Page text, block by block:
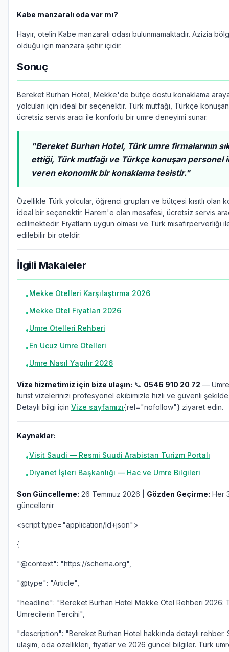
Kabe manzaralı oda var mı?
Hayır, otelin Kabe manzaralı odası bulunmamaktadır. Azizia
olduğu için manzara şehir içidir.
Sonuç
Bereket Burhan Hotel, Mekke'de bütçe dostu konaklama
yolcuları için ideal bir seçenektir. Türk mutfağı, Türkçe
ücretsiz servis aracı ile konforlu bir umre deneyimi sunar.
"Bereket Burhan Hotel, Türk umre firmalarının
ettiği, Türk mutfağı ve Türkçe konuşan personel
veren ekonomik bir konaklama tesistir."
Özellikle Türk yolcular, öğrenci grupları ve bütçesi kısıtlı olan
ideal bir seçenektir. Harem'e olan mesafesi, ücretsiz servis
edilmektedir. Fiyatların uygun olması ve Türk misafirperverliği
edilebilir bir oteldir.
İlgili Makaleler
•Mekke Otelleri Karşılaştırma 2026
•Mekke Otel Fiyatları 2026
•Umre Otelleri Rehberi
•En Ucuz Umre Otelleri
•Umre Nasıl Yapılır 2026
Vize hizmetimiz için bize ulaşın: 📞 0546 910 20 72 —
turist vizelerinizi profesyonel ekibimizle hızlı ve güvenli
Detaylı bilgi için Vize sayfamızı{rel="nofollow"} ziyaret edin.
Kaynaklar:
•Visit Saudi — Resmi Suudi Arabistan Turizm Portalı
•Diyanet İşleri Başkanlığı — Hac ve Umre Bilgileri
Son Güncelleme: 26 Temmuz 2026 | Gözden Geçirme: Her
güncellenir
<script type="application/ld+json">
{
"@context": "https://schema.org",
"@type": "Article",
"headline": "Bereket Burhan Hotel Mekke Otel Rehberi 2026:
Umrecilerin Tercihi",
"description": "Bereket Burhan Hotel hakkında detaylı rehber.
ulaşım, oda özellikleri, fiyatlar ve 2026 güncel bilgiler. Türk